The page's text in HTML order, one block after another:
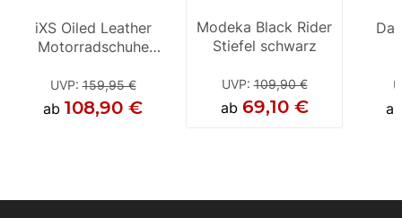
iXS Oiled Leather
Motorradschuhe
UVP:159,95 €
ab 108,90 €
iXS Oiled Leather
Motorradschuhe
UVP:159,95 €
ab104,90 €
Modeka Black Rider
Stiefel schwarz
UVP:109,90 €
ab 69,10 €